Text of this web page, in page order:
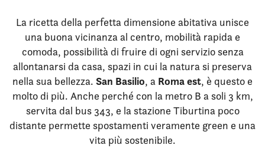
La ricetta della perfetta dimensione abitativa unisce
una buona vicinanza al centro, mobilità rapida e
comoda, possibilità di fruire di ogni servizio senza
allontanarsi da casa, spazi in cui la natura si preserva
nella sua bellezza. San Basilio, a Roma est, è questo e
molto di più. Anche perché con la metro B a soli 3 km,
servita dal bus 343, e la stazione Tiburtina poco
distante permette spostamenti veramente green e una
vita più sostenibile.